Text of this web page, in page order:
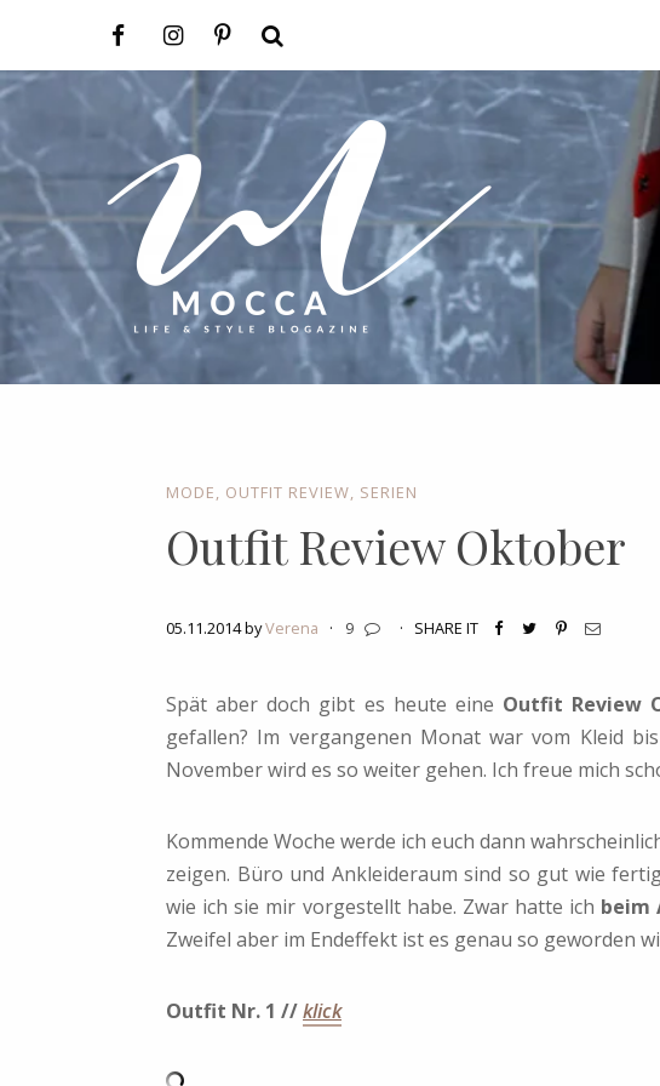
MODE OUTFIT REVIEW SERIEN
Outfit Review Oktober
05.11.2014 byVerena · 9 · SHARE IT
Spät aber doch gibt es heute eine Outfit Review
gefallen? Im vergangenen Monat war vom Kleid
November wird es so weiter gehen. Ich freue mich
Kommende Woche werde ich euch dann
zeigen. Büro und Ankleideraum sind so gut wie
wie ich sie mir vorgestellt habe. Zwar hatte ich beim
Zweifel aber im Endeffekt ist es genau so geworden
Outfit Nr. 1 //klick